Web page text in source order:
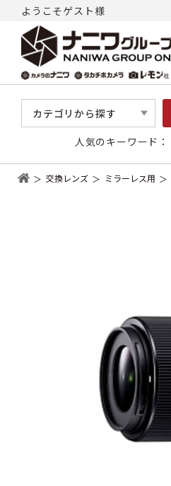
ようこそゲスト様
カテゴリから探す
人気のキーワード：
交換レンズ ミラーレス用